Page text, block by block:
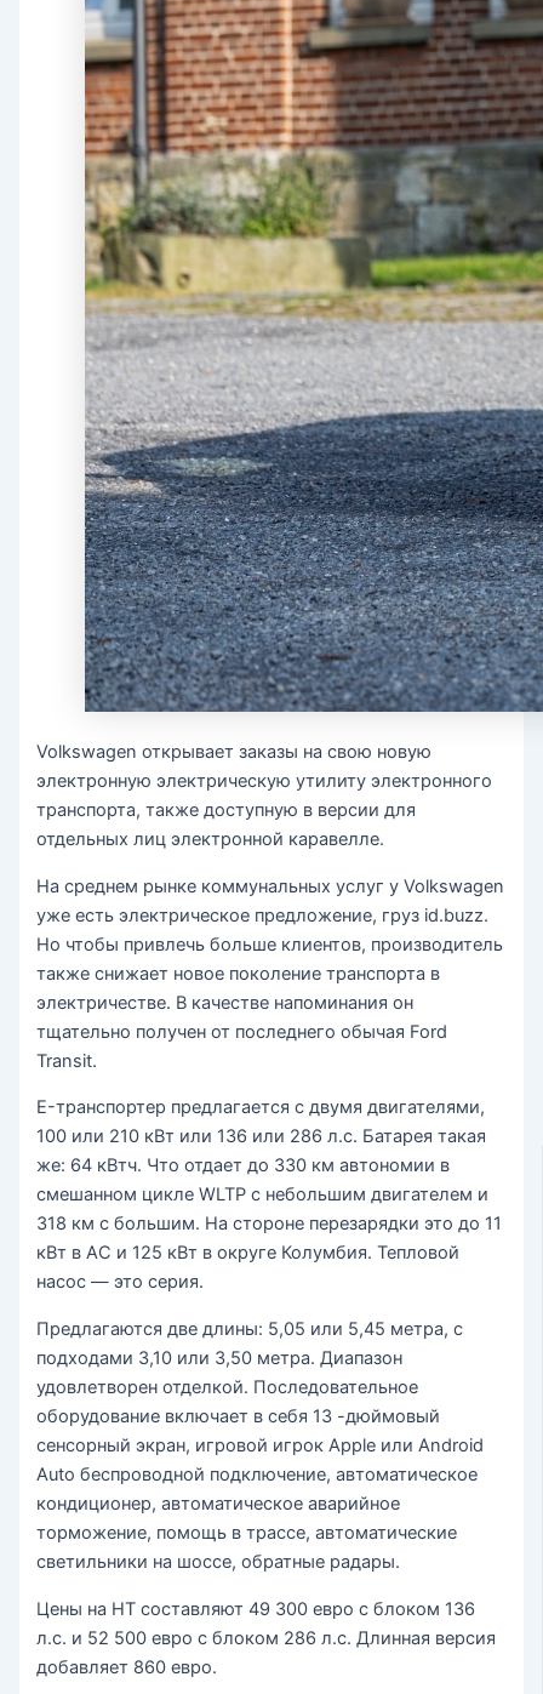
Volkswagen открывает заказы на свою новую
электронную электрическую утилиту электронного
транспорта, также доступную в версии для
отдельных лиц электронной каравелле.
На среднем рынке коммунальных услуг у Volkswagen
уже есть электрическое предложение, груз id.buzz.
Но чтобы привлечь больше клиентов, производитель
также снижает новое поколение транспорта в
электричестве. В качестве напоминания он
тщательно получен от последнего обычая Ford
Transit.
E-транспортер предлагается с двумя двигателями,
100 или 210 кВт или 136 или 286 л.с. Батарея такая
же: 64 кВтч. Что отдает до 330 км автономии в
смешанном цикле WLTP с небольшим двигателем и
318 км с большим. На стороне перезарядки это до 11
кВт в AC и 125 кВт в округе Колумбия. Тепловой
насос — это серия.
Предлагаются две длины: 5,05 или 5,45 метра, с
подходами 3,10 или 3,50 метра. Диапазон
удовлетворен отделкой. Последовательное
оборудование включает в себя 13 -дюймовый
сенсорный экран, игровой игрок Apple или Android
Auto беспроводной подключение, автоматическое
кондиционер, автоматическое аварийное
торможение, помощь в трассе, автоматические
светильники на шоссе, обратные радары.
Цены на HT составляют 49 300 евро с блоком 136
л.с. и 52 500 евро с блоком 286 л.с. Длинная версия
добавляет 860 евро.